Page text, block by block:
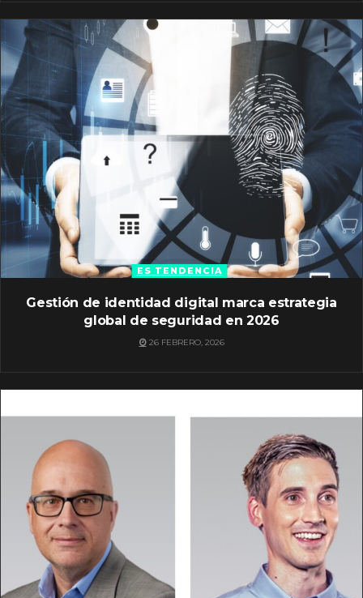
ES TENDENCIA
Gestión de identidad digital marca estrategia
global de seguridad en 2026
26 FEBRERO, 2026